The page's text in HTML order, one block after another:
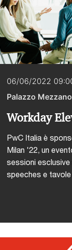
06/06/2022
Palazzo
Workday
PwC Italia è
Milan '22, un
sessioni
speeches e
incrementare
procurement
tecnologie